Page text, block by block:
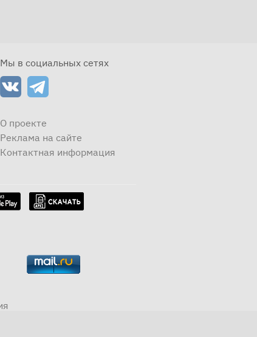
Мы в социальных сетях
О проекте
Реклама на сайте
Контактная информация